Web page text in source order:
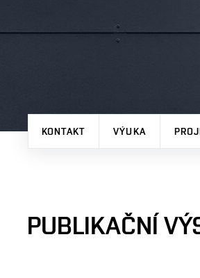
KONTAKT VÝUKA
PUBLIKAČNÍ